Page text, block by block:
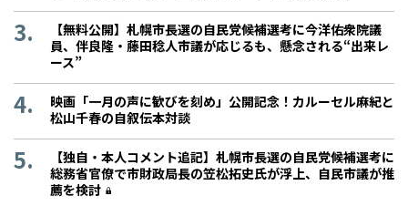
【無料公開】札幌市長選の自民党候補選考に今洋佑衆院議
員、伴良隆・藤田稔人市議が応じるも、懸念される“出来レ
ース”
映画「一月の声に歓びを刻め」公開記念！カルーセル麻紀と
松山千春の自叙伝本対談
【独自・本人コメント追記】札幌市長選の自民党候補選考に
総務省官僚で市財政局長の笠松拓史氏が浮上、自民市議が推
薦を検討